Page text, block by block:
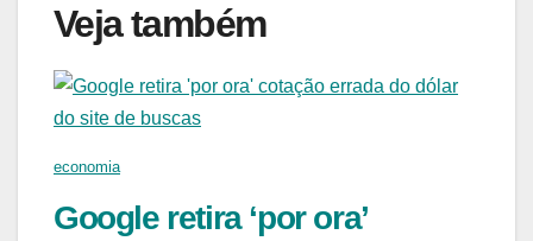
Veja também
economia
Google retira ‘por ora’